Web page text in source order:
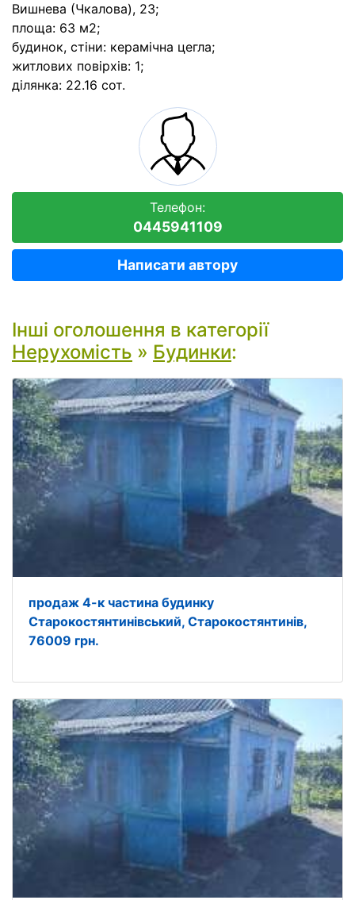
Вишнева (Чкалова), 23;
площа: 63 м2;
будинок, стіни: керамічна цегла;
житлових повірхів: 1;
ділянка: 22.16 сот.
Телефон:
0445941109
Написати автору
Інші оголошення в категорії
Нерухомість » Будинки:
продаж 4-к частина будинку
Старокостянтинівський, Старокостянтинів,
76009 грн.